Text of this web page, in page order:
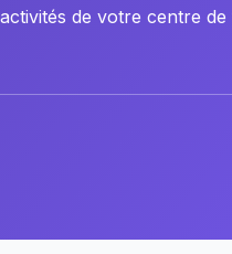
de votre centre